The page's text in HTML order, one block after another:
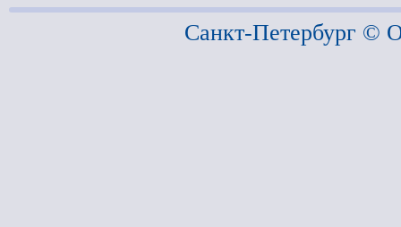
Санкт-Петербург